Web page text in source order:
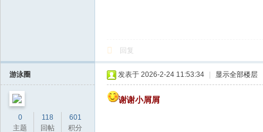
回复
游泳圈
0
主题
118
回帖
601
积分
发表于 2026-2-24 11:53:34 显示全部楼层
谢谢小屑屑